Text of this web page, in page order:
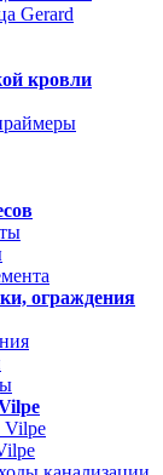
Gerard
кровли
ограждения
Vilpe